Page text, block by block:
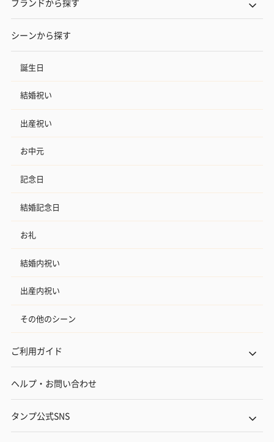
ブランドから探す
シーンから探す
誕生日
結婚祝い
出産祝い
お中元
記念日
結婚記念日
お礼
結婚内祝い
出産内祝い
その他のシーン
ご利用ガイド
ヘルプ・お問い合わせ
タンプ公式SNS